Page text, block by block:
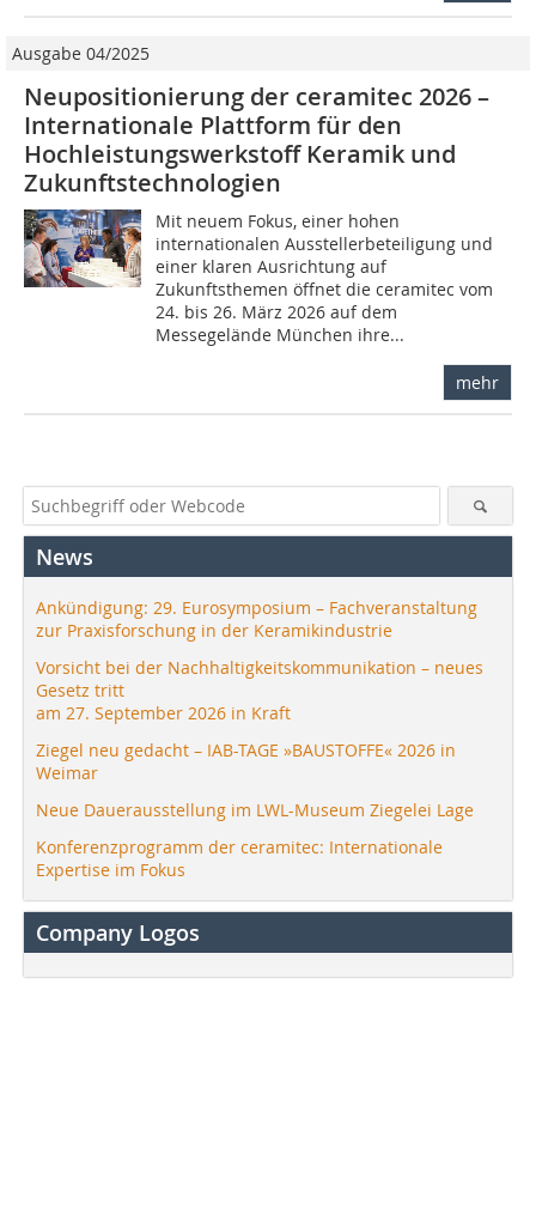
Ausgabe 04/2025
Neupositionierung der ceramitec 2026 –
Internationale Plattform für den
Hochleistungswerkstoff Keramik und
Zukunftstechnologien
Mit neuem Fokus, einer hohen
internationalen Ausstellerbeteiligung und
einer klaren Ausrichtung auf
Zukunftsthemen öffnet die ceramitec vom
24. bis 26. März 2026 auf dem
Messegelände München ihre...
mehr
News
Ankündigung: 29. Eurosymposium – Fachveranstaltung
zur Praxisforschung in der Keramikindustrie
Vorsicht bei der Nachhaltigkeitskommunikation – neues
Gesetz tritt
am 27. September 2026 in Kraft
Ziegel neu gedacht – IAB-TAGE »BAUSTOFFE« 2026 in
Weimar
Neue Dauerausstellung im LWL-Museum Ziegelei Lage
Konferenzprogramm der ceramitec: Internationale
Expertise im Fokus
Company Logos